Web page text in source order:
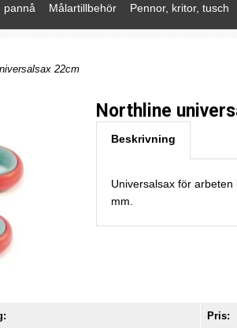
pannå Målartillbehör Pennor, kritor, tusch
22cm
Northline
Beskrivning
Universalsax för
mm.
Pris: